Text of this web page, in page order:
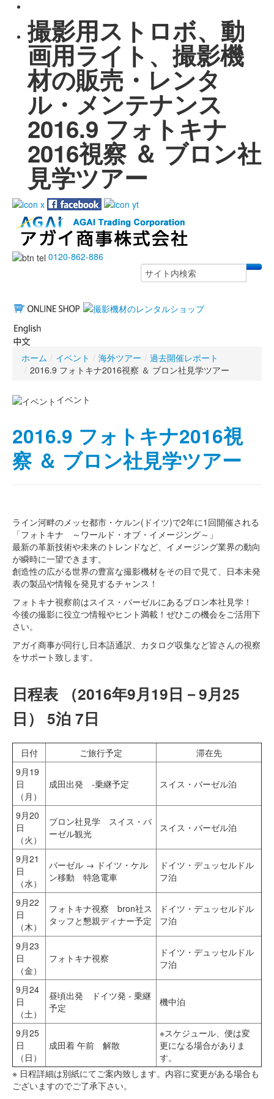
撮影用ストロボ、動
画用ライト、撮影機
材の販売・レンタ
ル・メンテナンス
2016.9 フォトキナ
2016視察 ＆ ブロン社
見学ツアー
0120-862-886
ホーム / イベント / 海外ツアー / 過去開催レポート
/ 2016.9 フォトキナ2016視察 ＆ ブロン社見学ツアー
イベント
2016.9 フォトキナ2016視
察 ＆ ブロン社見学ツアー
ライン河畔のメッセ都市・ケルン(ドイツ)で2年に1回開催される
「フォトキナ ～ワールド・オブ・イメージング～」
最新の革新技術や未来のトレンドなど、イメージング業界の動向
が瞬時に一望できます。
創造性の広がる世界の豊富な撮影機材をその目で見て、日本未発
表の製品や情報を発見するチャンス！
フォトキナ視察前はスイス・バーゼルにあるブロン本社見学！
今後の撮影に役立つ情報やヒント満載！ぜひこの機会をご活用下
さい。
アガイ商事が同行し日本語通訳、カタログ収集など皆さんの視察
をサポート致します。
日程表 （2016年9月19日－9月25
日） 5泊 7日
日付 ご旅行予定
滞在先
9月19
日
（月）
成田出発 -乗継予定 スイス・バーゼル泊
9月20
日
（火）
ブロン社見学 スイス・バ
ーゼル観光
スイス・バーゼル泊
9月21
日
（水）
バーゼル → ドイツ・ケル
ン移動 特急電車
ドイツ・デュッセルドル
フ泊
9月22
日
（木）
フォトキナ視察 bron社ス
タッフと懇親ディナー予定
ドイツ・デュッセルドル
フ泊
9月23
日
（金）
フォトキナ視察
ドイツ・デュッセルドル
フ泊
9月24
日
（土）
昼頃出発 ドイツ発 - 乗継
予定
機中泊
9月25
日
（日）
成田着 午前 解散
※スケジュール、便は変
更になる場合がありま
す。
※ 日程詳細は別紙にてご案内致します。内容に変更がある場合も
ございますのでご了承下さい。